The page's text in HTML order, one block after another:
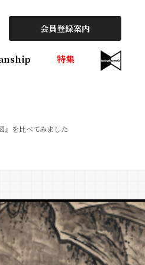
会員登録案内
特集
』を比べてみました